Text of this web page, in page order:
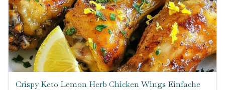
Crispy Keto Lemon Herb Chicken Wings Einfache